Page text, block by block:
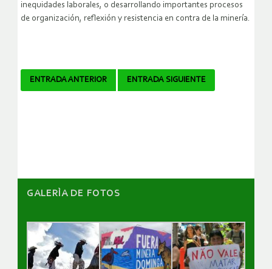
inequidades laborales, o desarrollando importantes procesos
de organización, reflexión y resistencia en contra de la minería.
Navegador
ENTRADA ANTERIOR ENTRADA SIGUIENTE
GALERÌA DE FOTOS